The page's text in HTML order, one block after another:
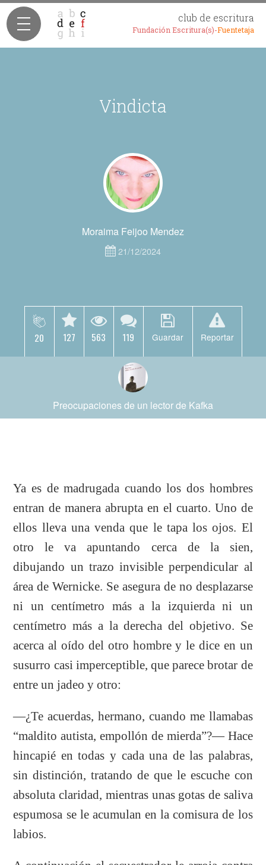
club de escritura
Fundación Escritura(s)-Fuentetaja
Vindicta
Moraima Feijoo Mendez
21/12/2024
20 127 563 119 Guardar Reportar
Preocupaciones de un lector de Kafka
Ya es de madrugada cuando losdos hombres
entran de manera abrupta en el cuarto. Uno de
ellos lleva una venda que le tapa los ojos. El
otro le va apuntando cerca de la sien,
dibujando un trazo invisible perpendicular al
área de Wernicke. Se asegura de no desplazarse
ni un centímetro más a la izquierda ni un
centímetro más a la derecha del objetivo. Se
acerca al oído del otro hombre y le dice en un
susurro casi imperceptible, que parece brotar de
entre un jadeo y otro:
—¿Te acuerdas, hermano, cuando me llamabas
“maldito autista, empollón de mierda”?— Hace
hincapié en todas y cada una de las palabras,
sin distinción, tratando de que le escuche con
absoluta claridad, mientras unas gotas de saliva
espumosa se le acumulan en la comisura de los
labios.